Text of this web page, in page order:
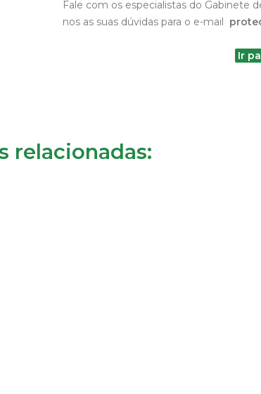
Fale com os especialistas do Gabinete
nos as suas dúvidas para o e-mail
Ir
relacionadas: